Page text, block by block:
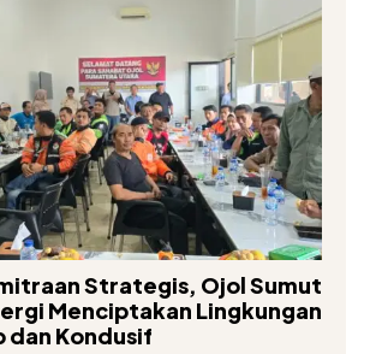
Strategis, Ojol Sumut
Menciptakan Lingkungan
dan Kondusif